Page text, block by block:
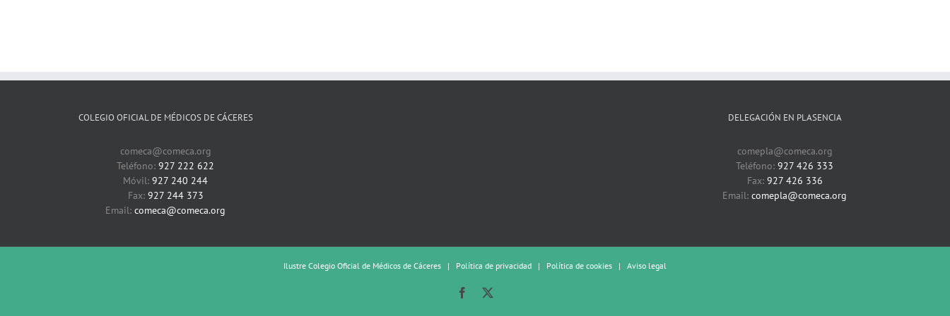
COLEGIO OFICIAL DE MÉDICOS DE CÁCERES
comeca@comeca.org
Teléfono: 927 222 622
Móvil: 927 240 244
Fax: 927 244 373
Email: comeca@comeca.org
DELEGACIÓN EN PLASENCIA
comepla@comeca.org
Teléfono: 927 426 333
Fax: 927 426 336
Email: comepla@comeca.org
Ilustre Colegio Oficial de Médicos de Cáceres | Política de privacidad | Política de cookies | Aviso legal
Facebook